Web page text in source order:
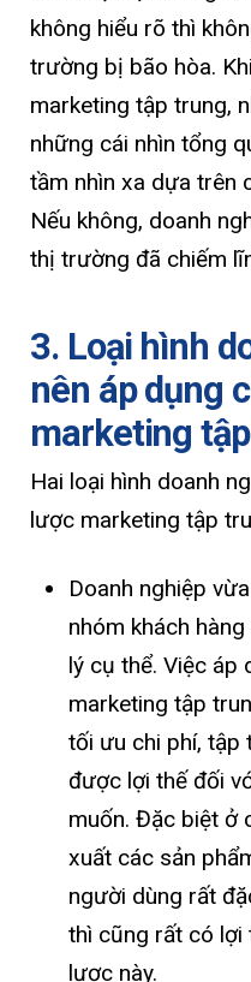
không hiểu rõ thì
trường bị bão hòa.
marketing tập trung,
những cái nhìn tổng
tầm nhìn xa dựa trên
Nếu không, doanh
thị trường đã chiếm
3. Loại hình
nên áp dụng
marketing
Hai loại hình doanh
lược marketing tập
Doanh nghiệp
nhóm khách
lý cụ thể. Việc áp
marketing tập
tối ưu chi phí, tập
được lợi thế đối
muốn. Đặc biệt ở
xuất các sản
người dùng rất
thì cũng rất có lợi
lược này.